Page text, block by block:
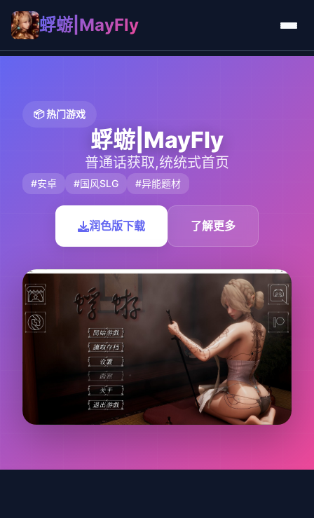
蜉蝣|MayFly
📦 热门游戏
蜉蝣|MayFly
普通话获取,统统式首页
#安卓 #国风SLG #异能题材
润色版下载 了解更多